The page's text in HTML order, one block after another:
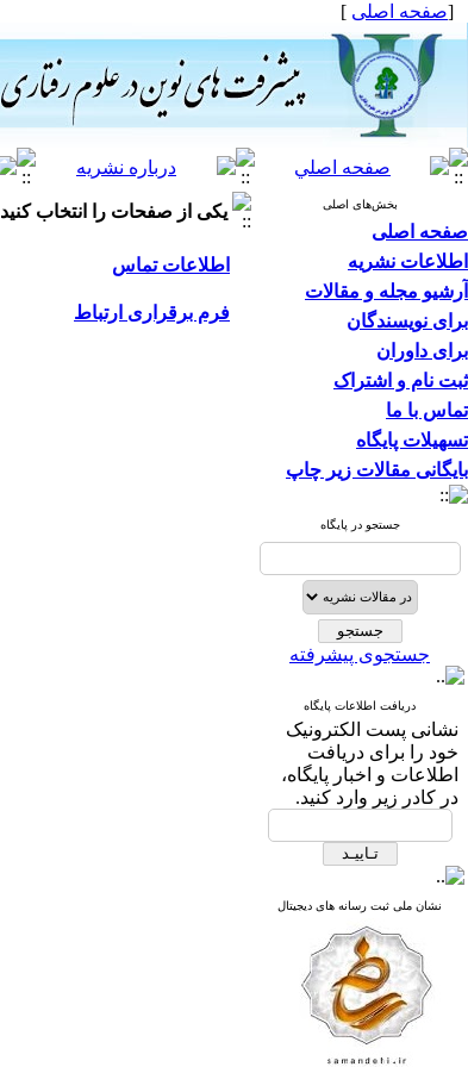
[صفحه اصلی ]
بخش‌های اصلی
صفحه اصلی
اطلاعات نشریه
آرشیو مجله و مقالات
برای نویسندگان
برای داوران
ثبت نام و اشتراک
تماس با ما
تسهیلات پایگاه
بایگانی مقالات زیر چاپ
جستجو در پایگاه
جستجوی پیشرفته
دریافت اطلاعات پایگاه
نشانی پست الکترونیک
خود را برای دریافت
اطلاعات و اخبار پایگاه،
در کادر زیر وارد کنید.
نشان ملی ثبت رسانه های دیجیتال
یکی از صفحات را انتخاب کنید
اطلاعات تماس
فرم برقراری ارتباط